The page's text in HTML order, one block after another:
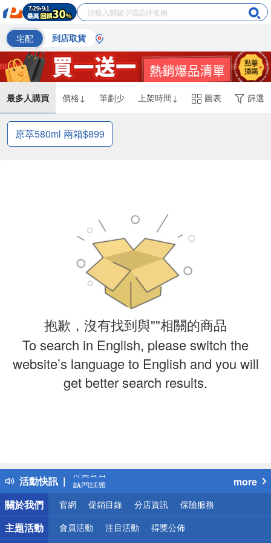
宅配 到店取貨
最多人購買 價格↓ 筆劃少 上架時間↓ 圖表 篩選
原萃580ml 兩箱$899
抱歉，沒有找到與""相關的商品
To search in English, please switch the
website’s language to English and you will
get better search results.
活動快訊
得獎公告
熱門話題
銀行優惠
偏遠地區配送
詐騙網頁！請小心！
more
關於我們
官網 促銷目錄 分店資訊 保險服務
主題活動 會員活動 注目活動 得獎公佈